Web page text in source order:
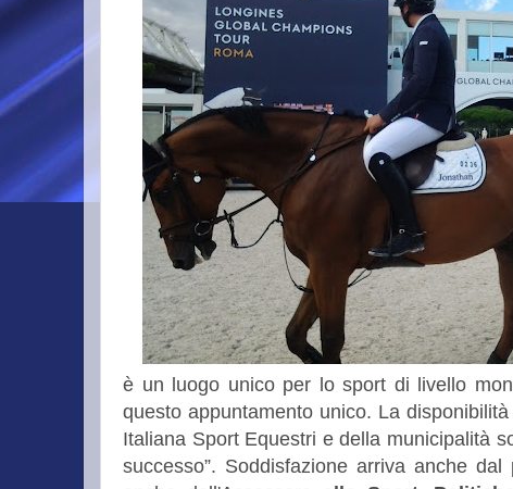
è un luogo unico per lo sport di livello
questo appuntamento unico. La
Italiana Sport Equestri e della municipalità
successo”. Soddisfazione arriva anche